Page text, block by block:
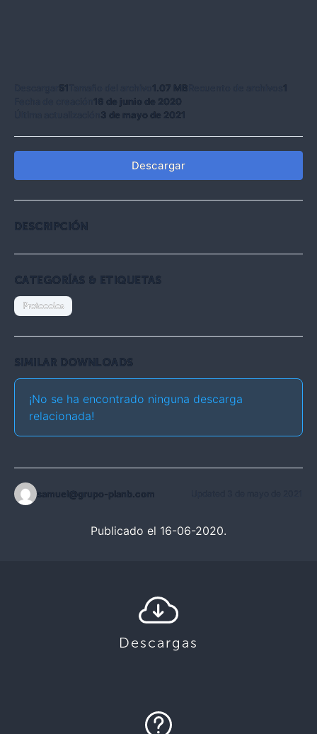
51 1.07 MB
1
16 de junio de 2020
3 de mayo de 2021
Descargar
DESCRIPCIÓN
CATEGORÍAS & ETIQUETAS
Protocolos
SIMILAR DOWNLOADS
¡No se ha encontrado ninguna descarga
relacionada!
samuel@grupo-planb.com
Publicado el 16-06-2020.
Descargas